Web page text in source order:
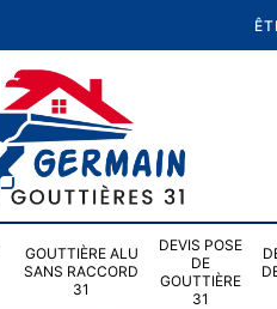
GOUTTIÈRE ALU
SANS RACCORD
31
DEVIS POSE
DE
GOUTTIÈRE
31